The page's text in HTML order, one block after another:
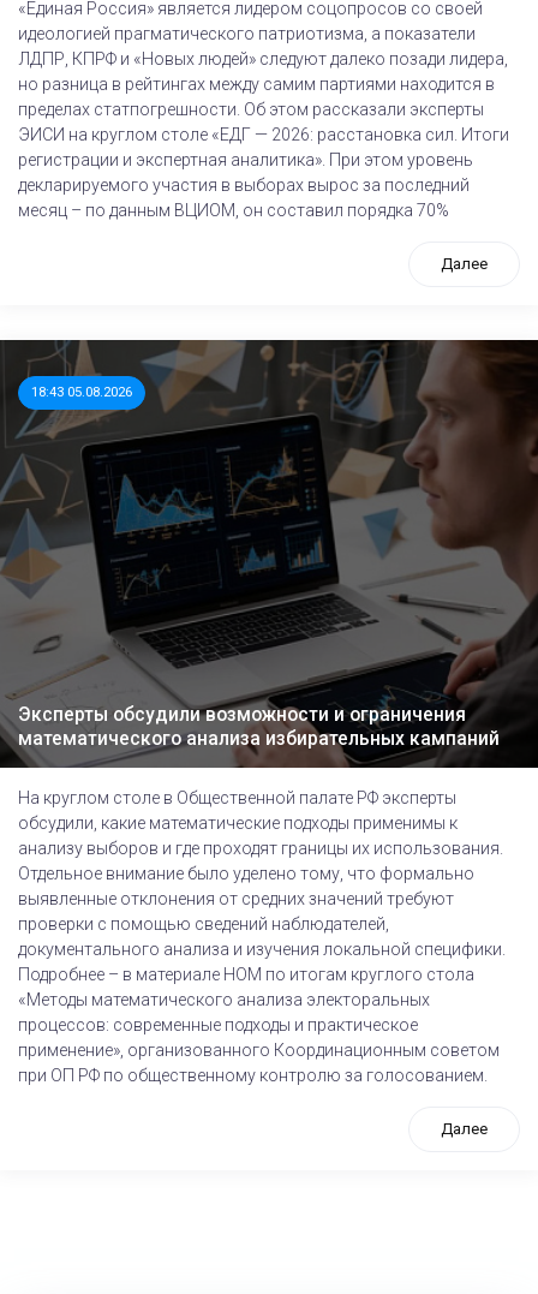
«Единая Россия» является лидером соцопросов со своей
идеологией прагматического патриотизма, а показатели
ЛДПР, КПРФ и «Новых людей» следуют далеко позади лидера,
но разница в рейтингах между самим партиями находится в
пределах статпогрешности. Об этом рассказали эксперты
ЭИСИ на круглом столе «ЕДГ — 2026: расстановка сил. Итоги
регистрации и экспертная аналитика». При этом уровень
декларируемого участия в выборах вырос за последний
месяц – по данным ВЦИОМ, он составил порядка 70%
Далее
18:43 05.08.2026
Эксперты обсудили возможности и ограничения
математического анализа избирательных кампаний
На круглом столе в Общественной палате РФ эксперты
обсудили, какие математические подходы применимы к
анализу выборов и где проходят границы их использования.
Отдельное внимание было уделено тому, что формально
выявленные отклонения от средних значений требуют
проверки с помощью сведений наблюдателей,
документального анализа и изучения локальной специфики.
Подробнее – в материале НОМ по итогам круглого стола
«Методы математического анализа электоральных
процессов: современные подходы и практическое
применение», организованного Координационным советом
при ОП РФ по общественному контролю за голосованием.
Далее